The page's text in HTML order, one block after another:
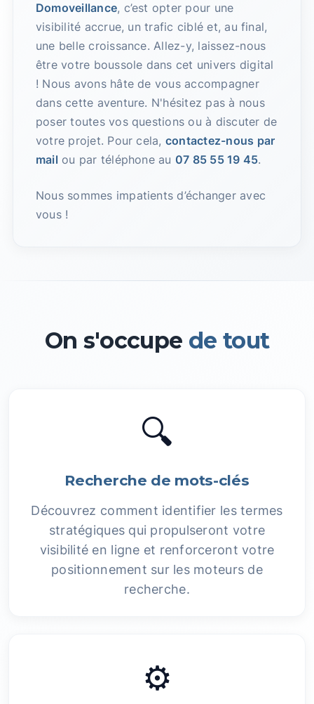
Domoveillance, c’est opter pour une
visibilité accrue, un trafic ciblé et, au final,
une belle croissance. Allez-y, laissez-nous
être votre boussole dans cet univers digital
! Nous avons hâte de vous accompagner
dans cette aventure. N'hésitez pas à nous
poser toutes vos questions ou à discuter de
votre projet. Pour cela, contactez-nous par
mail ou par téléphone au 07 85 55 19 45.
Nous sommes impatients d’échanger avec
vous !
On s'occupe de tout
🔍
Recherche de mots-clés
Découvrez comment identifier les termes
stratégiques qui propulseront votre
visibilité en ligne et renforceront votre
positionnement sur les moteurs de
recherche.
⚙️